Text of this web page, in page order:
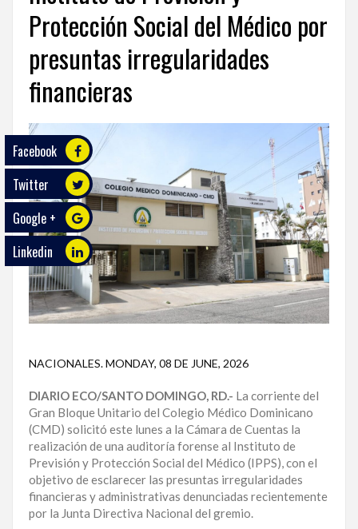
DEPORTES
ENTRETENIMIENTO
SALUD
TECNOLOGÍA
ECO
PLAY
TRABAJOS
DE
INVESTIGACIÓN
PROVINCIAS
DISTRITO
SANTO
SANTIAGO
SAN
JUAN
LA
ALTAGRACIA
Protección Social del Médico por
presuntas irregularidades
financieras
Facebook
Twitter
Google +
Linkedin
NACIONALES.MONDAY, 08 DE JUNE, 2026
DIARIO ECO/SANTO DOMINGO, RD.- La corriente del
Gran Bloque Unitario del Colegio Médico Dominicano
(CMD) solicitó este lunes a la Cámara de Cuentas la
realización de una auditoría forense al Instituto de
Previsión y Protección Social del Médico (IPPS), con el
objetivo de esclarecer las presuntas irregularidades
financieras y administrativas denunciadas recientemente
por la Junta Directiva Nacional del gremio.